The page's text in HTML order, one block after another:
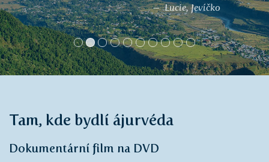
Lucie, Jevíčko
Tam, kde bydlí ájurvéda
Dokumentární film na DVD